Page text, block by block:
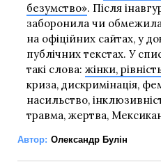
безумство». Після
заборонила чи
на офіційних сайтах, у
публічних текстах. У
такі слова: жінки,
криза, дискримінація,
насильство,
травма, жертва,
Автор: Олександр Булін